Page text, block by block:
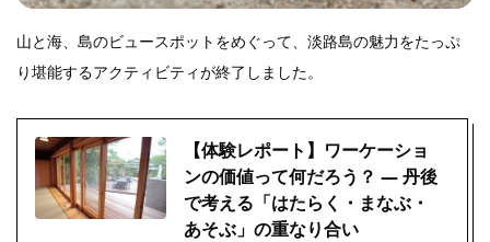
山と海、島のビュースポットをめぐって、淡路島の魅力をたっぷ
り堪能するアクティビティが終了しました。
【体験レポート】ワーケーショ
ンの価値って何だろう？ ― 丹後
で考える「はたらく・まなぶ・
あそぶ」の重なり合い